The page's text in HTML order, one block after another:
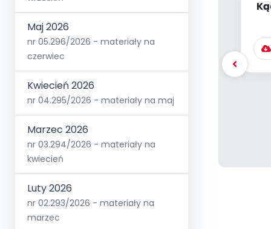
Maj 2026
nr 05.296/2026 - materiały na
czerwiec
Kwiecień 2026
nr 04.295/2026 - materiały na maj
Marzec 2026
nr 03.294/2026 - materiały na
kwiecień
Luty 2026
nr 02.293/2026 - materiały na
marzec